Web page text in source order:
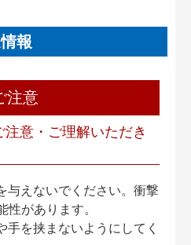
報
注意
意・ご理解いただき
与えないでください。衝撃
があります。
を挟まないようにしてく